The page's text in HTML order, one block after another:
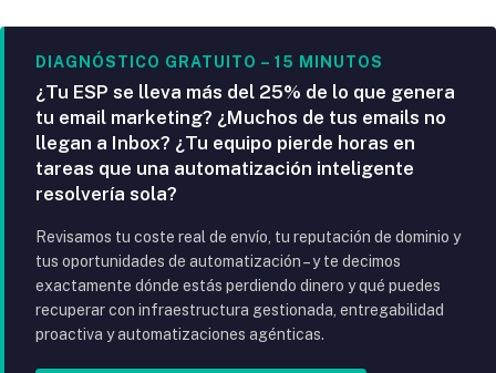
DIAGNÓSTICO GRATUITO – 15 MINUTOS
¿Tu ESP se lleva más del 25% de lo que genera
tu email marketing? ¿Muchos de tus emails no
llegan a Inbox? ¿Tu equipo pierde horas en
tareas que una automatización inteligente
resolvería sola?
Revisamos tu coste real de envío, tu reputación de dominio y
tus oportunidades de automatización – y te decimos
exactamente dónde estás perdiendo dinero y qué puedes
recuperar con infraestructura gestionada, entregabilidad
proactiva y automatizaciones agénticas.